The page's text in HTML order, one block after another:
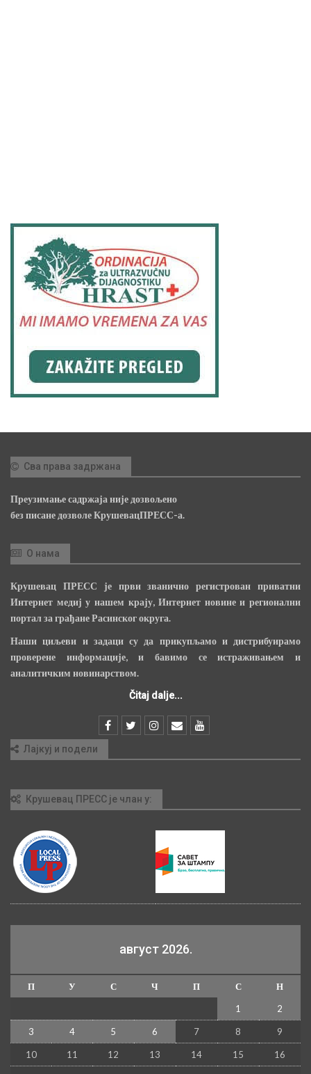
Сва права задржана
Преузимање садржаја није дозвољено
без писане дозволе КрушевацПРЕСС-а.
О нама
Крушевац ПРЕСС је први званично регистрован приватни
Интернет медиј у нашем крају, Интернет новине и регионални
портал за грађане Расинског округа.
Наши циљеви и задаци су да прикупљамо и дистрибуирамо
проверене информације, и бавимо се истраживањем и
аналитичким новинарством.
Čitaj dalje...
Лајкуј и подели
Крушевац ПРЕСС је члан у:
август 2026.
П У С Ч П С
Н
1
2
3 4 5 6 7 8 9
10 11 12 13 14 15 16